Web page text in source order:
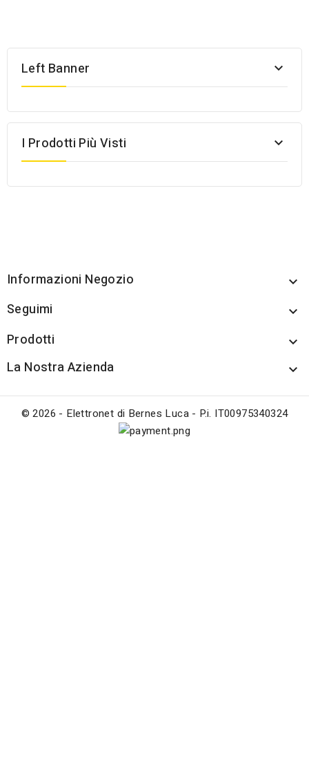
Left Banner 
I Prodotti Più Visti 
Informazioni Negozio 
Seguimi 
Prodotti 
La Nostra Azienda 
© 2026 - Elettronet di Bernes Luca - P.i. IT00975340324